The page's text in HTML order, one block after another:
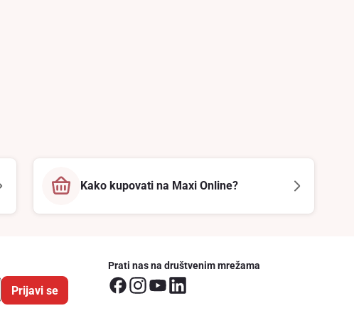
Kako kupovati na Maxi Online?
Prijavi se
Prati nas na društvenim mrežama